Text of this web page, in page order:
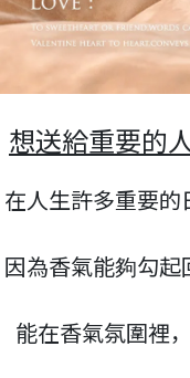
想送給重要的
在人生許多重要
因為香氣能夠勾
能在香氣氛圍裡